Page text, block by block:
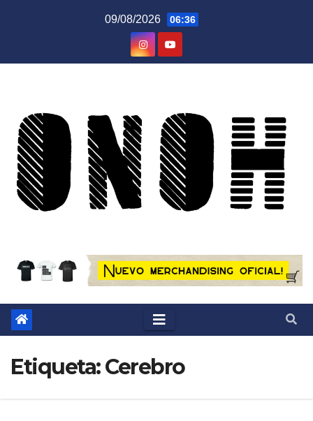
09/08/2026 06:36
Etiqueta:Cerebro